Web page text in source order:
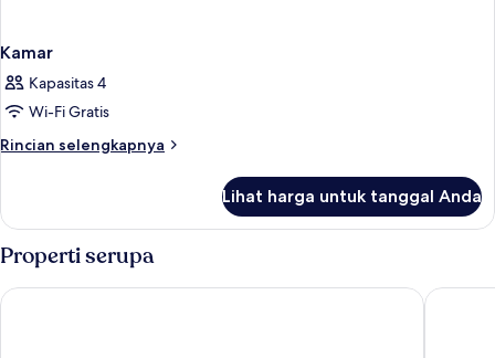
Kamar
Kapasitas 4
Wi-Fi Gratis
Rincian selengkapnya
Rincian
Kamar
Lihat harga untuk tanggal Anda
Properti serupa
Inter City Seoul Hotel M